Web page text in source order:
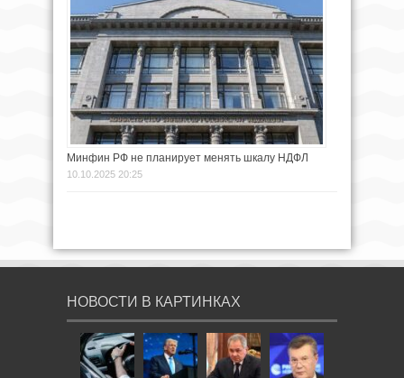
Минфин РФ не планирует менять шкалу НДФЛ
10.10.2025 20:25
НОВОСТИ В КАРТИНКАХ